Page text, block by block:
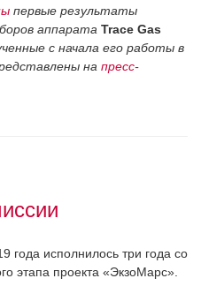
первые результаты
аппарата Trace Gas
с начала его работы в
на пресс-
года исполнилось три года со
этапа проекта «ЭкзоМарс».